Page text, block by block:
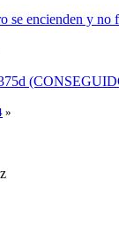
se encienden y
»